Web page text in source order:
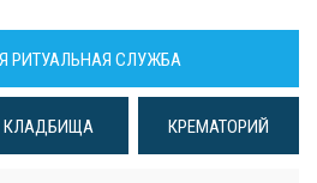
РИТУАЛЬНАЯ СЛУЖБА
КЛАДБИЩА КРЕМАТОРИЙ